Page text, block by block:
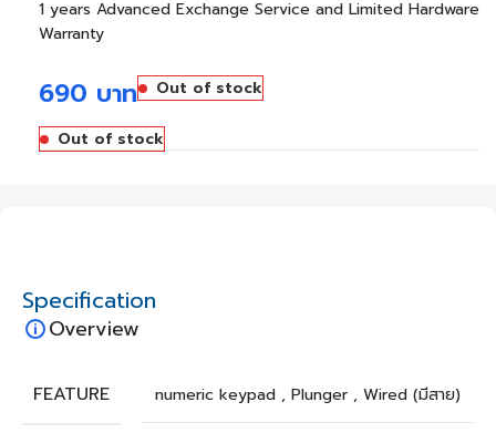
1 years Advanced Exchange Service and Limited Hardware
Warranty
690 บาท Out of stock
Out of stock
Specification
Overview
FEATURE numeric keypad , Plunger , Wired (มีสาย)